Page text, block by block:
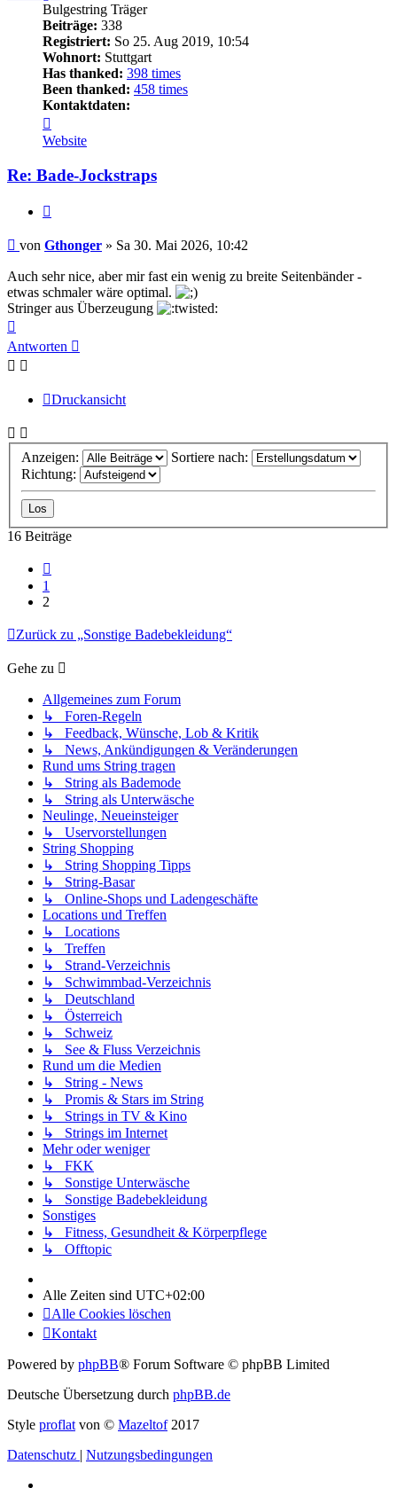
Bulgestring Träger
Beiträge: 338
Registriert: So 25. Aug 2019, 10:54
Wohnort: Stuttgart
Has thanked: 398 times
Been thanked: 458 times
Kontaktdaten:
von
Gthonger
Website
Re: Bade-Jockstraps
Beitrag
von Gthonger » Sa 30. Mai 2026, 10:42
Auch sehr nice, aber mir fast ein wenig zu breite Seitenbänder -
etwas schmaler wäre optimal.
Stringer aus Überzeugung
oben
Antworten
Druckansicht
Anzeigen:
Sortiere nach:
Richtung:
16 Beiträge
1
2
Zurück zu „Sonstige Badebekleidung“
Gehe zu
Allgemeines zum Forum
↳ Foren-Regeln
↳ Feedback, Wünsche, Lob & Kritik
↳ News, Ankündigungen & Veränderungen
Rund ums String tragen
↳ String als Bademode
↳ String als Unterwäsche
Neulinge, Neueinsteiger
↳ Uservorstellungen
String Shopping
↳ String Shopping Tipps
↳ String-Basar
↳ Online-Shops und Ladengeschäfte
Locations und Treffen
↳ Locations
↳ Treffen
↳ Strand-Verzeichnis
↳ Schwimmbad-Verzeichnis
↳ Deutschland
↳ Österreich
↳ Schweiz
↳ See & Fluss Verzeichnis
Rund um die Medien
↳ String - News
↳ Promis & Stars im String
↳ Strings in TV & Kino
↳ Strings im Internet
Mehr oder weniger
↳ FKK
↳ Sonstige Unterwäsche
↳ Sonstige Badebekleidung
Sonstiges
↳ Fitness, Gesundheit & Körperpflege
↳ Offtopic
Alle Zeiten sind UTC+02:00
Alle Cookies löschen
Kontakt
Powered by phpBB® Forum Software © phpBB Limited
Deutsche Übersetzung durch phpBB.de
Style proflat von © Mazeltof2017
Datenschutz | Nutzungsbedingungen